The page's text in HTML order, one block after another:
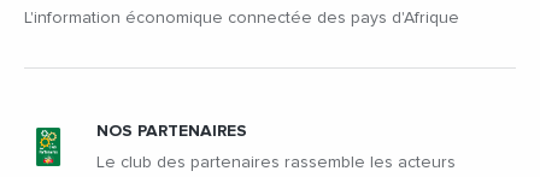
L'information économique connectée des pays d'Afrique
NOS PARTENAIRES
Le club des partenaires rassemble les acteurs